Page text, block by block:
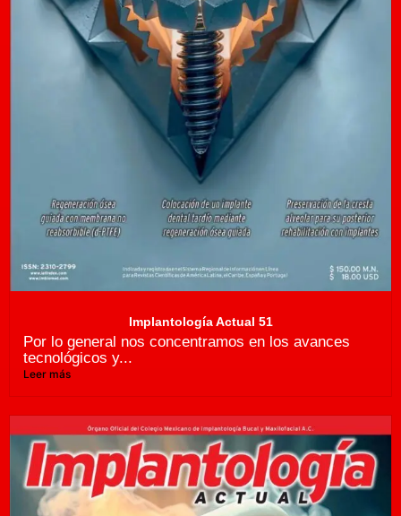
Implantología Actual 51
Por lo general nos concentramos en los avances
tecnológicos y...
Leer más